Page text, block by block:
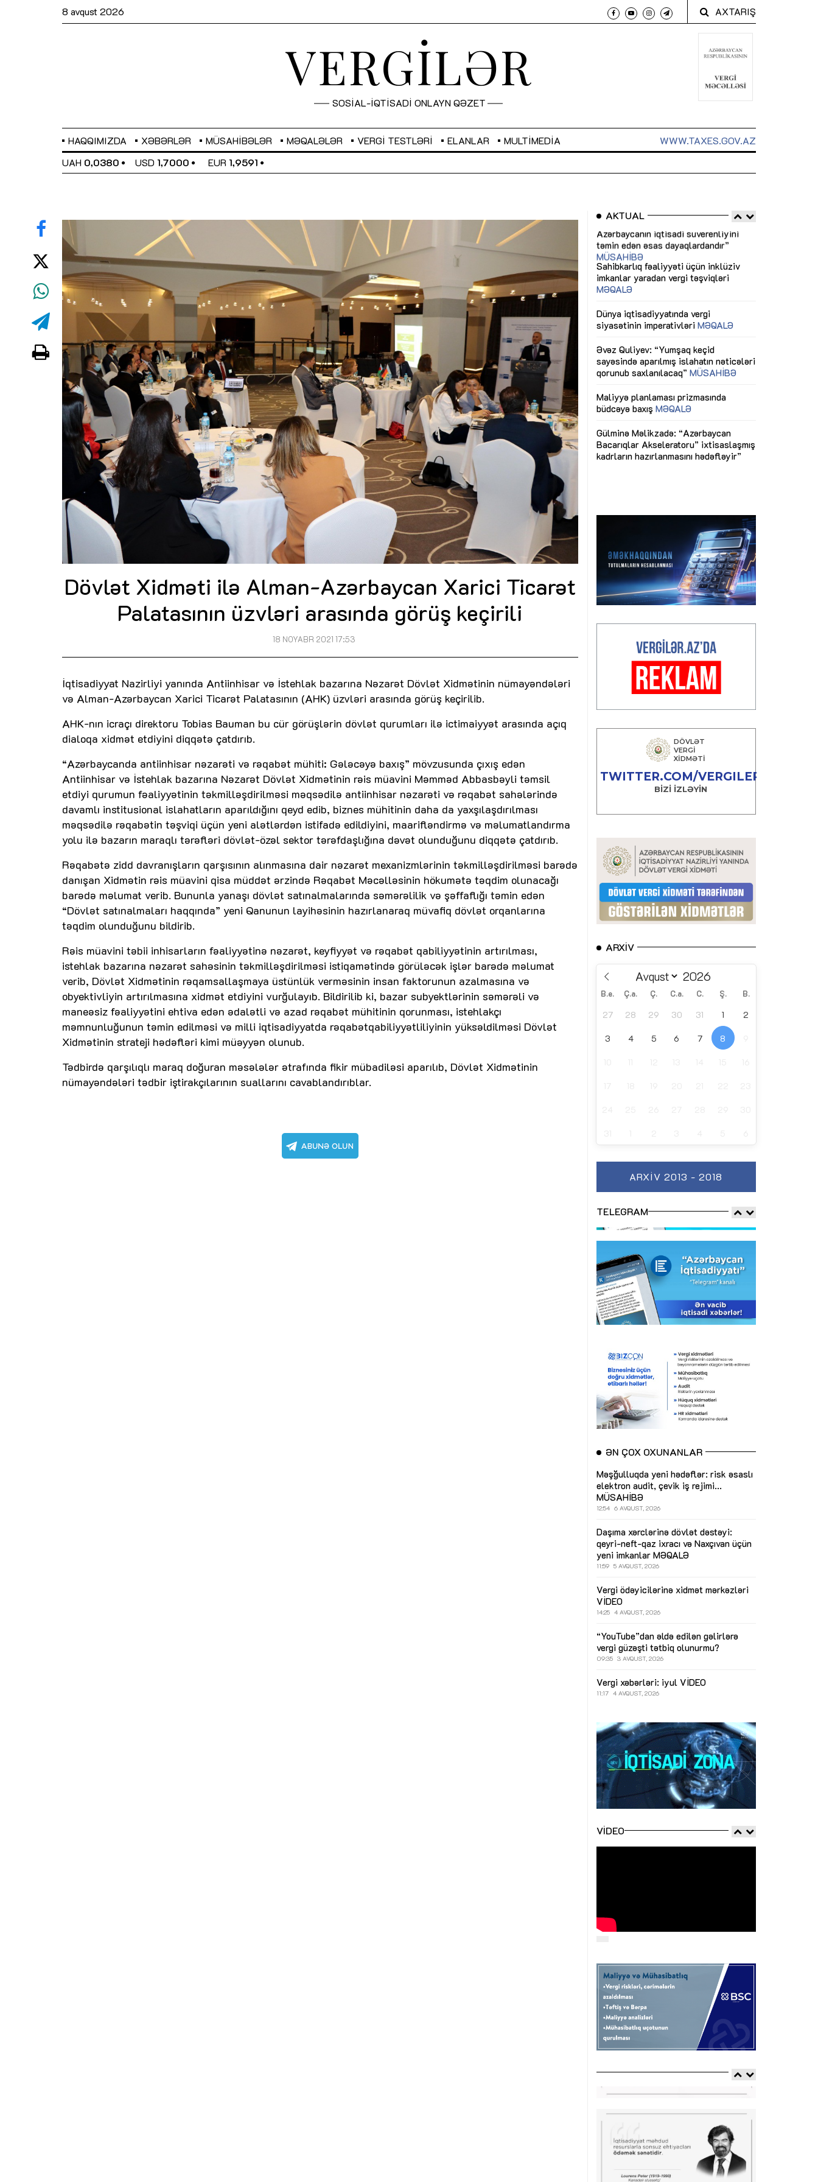
8 avqust 2026 AXTARIŞ
VERGİLƏR
SOSİAL-İQTİSADİ ONLAYN QƏZET
HAQQIMIZDA XƏBƏRLƏR MÜSAHIBƏLƏR MƏQALƏLƏR VERGI TESTLƏRI ELANLAR MULTIMEDIA
WWW.TAXES.GOV.AZ
UAH 0,0380 USD 1,7000 EUR 1,9591
Dövlət Xidməti ilə Alman-Azərbaycan Xarici Ticarət
Palatasının üzvləri arasında görüş keçirili
18 NOYABR 2021 17:53
İqtisadiyyat Nazirliyi yanında Antiinhisar və İstehlak bazarına Nəzarət Dövlət Xidmətinin nümayəndələri
və Alman-Azərbaycan Xarici Ticarət Palatasının (AHK) üzvləri arasında görüş keçirilib.
AHK-nın icraçı direktoru Tobias Bauman bu cür görüşlərin dövlət qurumları ilə ictimaiyyət arasında açıq
dialoqa xidmət etdiyini diqqətə çatdırıb.
“Azərbaycanda antiinhisar nəzarəti və rəqabət mühiti: Gələcəyə baxış” mövzusunda çıxış edən
Antiinhisar və İstehlak bazarına Nəzarət Dövlət Xidmətinin rəis müavini Məmməd Abbasbəyli təmsil
etdiyi qurumun fəaliyyətinin təkmilləşdirilməsi məqsədilə antiinhisar nəzarəti və rəqabət sahələrində
davamlı institusional islahatların aparıldığını qeyd edib, biznes mühitinin daha da yaxşılaşdırılması
məqsədilə rəqabətin təşviqi üçün yeni alətlərdən istifadə edildiyini, maarifləndirmə və məlumatlandırma
yolu ilə bazarın maraqlı tərəfləri dövlət-özəl sektor tərəfdaşlığına dəvət olunduğunu diqqətə çatdırıb.
Rəqabətə zidd davranışların qarşısının alınmasına dair nəzarət mexanizmlərinin təkmilləşdirilməsi barədə
danışan Xidmətin rəis müavini qisa müddət ərzində Rəqabət Məcəlləsinin hökumətə təqdim olunacağı
barədə məlumat verib. Bununla yanaşı dövlət satınalmalarında səmərəlilik və şəffaflığı təmin edən
“Dövlət satınalmaları haqqında” yeni Qanunun layihəsinin hazırlanaraq müvafiq dövlət orqanlarına
təqdim olunduğunu bildirib.
Rəis müavini təbii inhisarların fəaliyyətinə nəzarət, keyfiyyət və rəqabət qabiliyyətinin artırılması,
istehlak bazarına nəzarət sahəsinin təkmilləşdirilməsi istiqamətində görüləcək işlər barədə məlumat
verib, Dövlət Xidmətinin rəqamsallaşmaya üstünlük verməsinin insan faktorunun azalmasına və
obyektivliyin artırılmasına xidmət etdiyini vurğulayıb. Bildirilib ki, bazar subyektlərinin səmərəli və
maneəsiz fəaliyyətini ehtiva edən ədalətli və azad rəqabət mühitinin qorunması, istehlakçı
məmnunluğunun təmin edilməsi və milli iqtisadiyyatda rəqabətqabiliyyətliliyinin yüksəldilməsi Dövlət
Xidmətinin strateji hədəfləri kimi müəyyən olunub.
Tədbirdə qarşılıqlı maraq doğuran məsələlər ətrafında fikir mübadiləsi aparılıb, Dövlət Xidmətinin
nümayəndələri tədbir iştirakçılarının suallarını cavablandırıblar.
AKTUAL
Sahibkarlıq fəaliyyəti üçün inklüziv
imkanlar yaradan vergi təşviqləri
MƏQALƏ
Dünya iqtisadiyyatında vergi
siyasətinin imperativləriMƏQALƏ
Əvəz Quliyev: “Yumşaq keçid
sayəsində aparılmış islahatın nəticələri
qorunub saxlanılacaq”
MÜSAHİBƏ
Maliyyə planlaması prizmasında
büdcəyə baxışMƏQALƏ
Gülminə Məlikzadə: “Azərbaycan
Bacarıqlar Akseleratoru” ixtisaslaşmış
kadrların hazırlanmasını hədəfləyir”
“Düzgün kommunikasiyanın arxasında
real iş və sistemli fəaliyyət dayanır”
MÜSAHİBƏ
Nicat İmanov: "Vergi qanunvericiliyinə
dəyişikliklər sahibkarlıq mühitinin
yaxşılaşdırılmasına xidmət edir"
MÜSAHİBƏ
Aytən Kərimova: “Məqsədimiz daha
inklüziv iş mühiti yaratmaq, çevik və
öyrənən komanda formalaşdırmaqdır”
MÜSAHİBƏ
Azərbaycanda dövlət-özəl tərəfdaşlığı
çərçivəsində həyata keçirilən ilk pilot
layihəVİDEO
Aydın Hüseynov: “Əsrin müqaviləsi”
Azərbaycanın iqtisadi suverenliyini
təmin edən əsas dayaqlardandır”
MÜSAHİBƏ
Sahibkarlıq fəaliyyəti üçün inklüziv
imkanlar yaradan vergi təşviqləri
MƏQALƏ
Dünya iqtisadiyyatında vergi
siyasətinin imperativləri
Əvəz Quliyev: “Yumşaq keçid
sayəsində aparılmış islahatın nəticələri
qorunub saxlanılacaq”
MÜSAHİBƏ
Maliyyə planlaması prizmasında
büdcəyə baxışMƏQALƏ
Gülminə Məlikzadə: “Azərbaycan
Bacarıqlar Akseleratoru” ixtisaslaşmış
kadrların hazırlanmasını hədəfləyir”
ARXIV
B.e. Ç.a. Ç. C.a. C. Ş. B.
27 28 29 30 31 1 2
3 4 5 6 7 8
ARXIV 2013 - 2018
TELEGRAM
ƏN ÇOX OXUNANLAR
Məşğulluqda yeni hədəflər: risk əsaslı
elektron audit, çevik iş rejimi...
MÜSAHİBƏ
12:54 6 AVQUST, 2026
Daşıma xərclərinə dövlət dəstəyi:
qeyri-neft-qaz ixracı və Naxçıvan üçün
yeni imkanlar MƏQALƏ
11:59 5 AVQUST, 2026
Vergi ödəyicilərinə xidmət mərkəzləri
VİDEO
14:25 4 AVQUST, 2026
“YouTube”dan əldə edilən gəlirlərə
vergi güzəşti tətbiq olunurmu?
09:35 3 AVQUST, 2026
Vergi xəbərləri: iyul VİDEO
11:17 4 AVQUST, 2026
VIDEO